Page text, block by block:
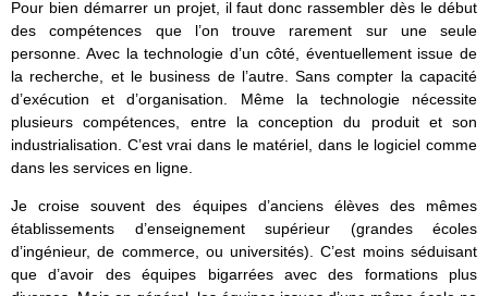
Pour bien démarrer un projet, il faut donc rassembler dès le début
des compétences que l’on trouve rarement sur une seule
personne. Avec la technologie d’un côté, éventuellement issue de
la recherche, et le business de l’autre. Sans compter la capacité
d’exécution et d’organisation. Même la technologie nécessite
plusieurs compétences, entre la conception du produit et son
industrialisation. C’est vrai dans le matériel, dans le logiciel comme
dans les services en ligne.
Je croise souvent des équipes d’anciens élèves des mêmes
établissements d’enseignement supérieur (grandes écoles
d’ingénieur, de commerce, ou universités). C’est moins séduisant
que d’avoir des équipes bigarrées avec des formations plus